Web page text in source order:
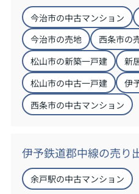
今治市の中古マンション
今治市の売地
西条市の
松山市の新築一戸建
新
松山市の中古一戸建
伊
西条市の中古マンション
伊予鉄道郡中線の売り
余戸駅の中古マンション